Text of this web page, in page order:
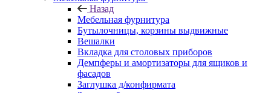
Назад
Мебельная фурнитура
Бутылочницы, корзины выдвижные
Вешалки
Вкладка для столовых приборов
Демпферы и амортизаторы для ящиков и
фасадов
Заглушка д/конфирмата